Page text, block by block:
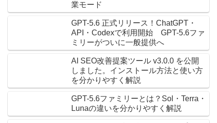
業モード
GPT-5.6 正式リリース！ChatGPT・
API・Codexで利用開始 GPT-5.6ファ
ミリーがついに一般提供へ
AI SEO改善提案ツール v3.0.0 を公開
しました。インストール方法と使い方
を分かりやすく解説
GPT-5.6ファミリーとは？Sol・Terra・
Lunaの違いを分かりやすく解説